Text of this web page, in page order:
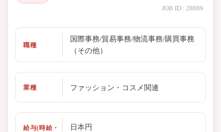
JOB ID : 28089
職種
国際事務/貿易事務/物流事務/購買事務
（その他）
業種 ファッション・コスメ関連
給与(時給・
日本円